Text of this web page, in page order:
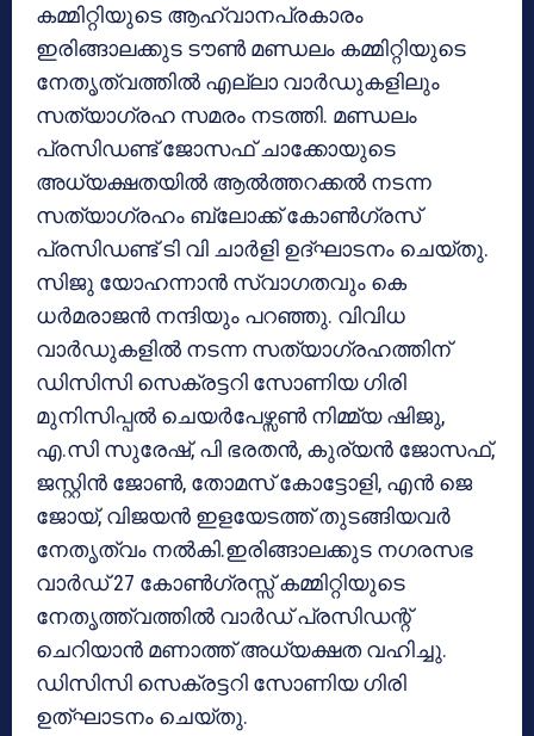
കമ്മിറ്റിയുടെ ആഹ്വാനപ്രകാരം
ഇരിങ്ങാലക്കുട ടൗൺ മണ്ഡലം കമ്മിറ്റിയുടെ
നേതൃത്വത്തിൽ എല്ലാ വാർഡുകളിലും
സത്യാഗ്രഹ സമരം നടത്തി. മണ്ഡലം
പ്രസിഡണ്ട് ജോസഫ് ചാക്കോയുടെ
അധ്യക്ഷതയിൽ ആൽത്തറക്കൽ നടന്ന
സത്യാഗ്രഹം ബ്ലോക്ക് കോൺഗ്രസ്
പ്രസിഡണ്ട് ടി വി ചാർളി ഉദ്ഘാടനം ചെയ്തു.
സിജു യോഹന്നാൻ സ്വാഗതവും കെ
ധർമരാജൻ നന്ദിയും പറഞ്ഞു. വിവിധ
വാർഡുകളിൽ നടന്ന സത്യാഗ്രഹത്തിന്
ഡിസിസി സെക്രട്ടറി സോണിയ ഗിരി
മുനിസിപ്പൽ ചെയർപേഴ്സൺ നിമ്മ്യ ഷിജു,
എ.സി സുരേഷ്, പി ഭരതൻ, കുര്യൻ ജോസഫ്,
ജസ്റ്റിൻ ജോൺ, തോമസ് കോട്ടോളി, എൻ ജെ
ജോയ്, വിജയൻ ഇളയേടത്ത് തുടങ്ങിയവർ
നേതൃത്വം നൽകി.ഇരിങ്ങാലക്കുട നഗരസഭ
വാർഡ് 27 കോൺഗ്രസ്സ് കമ്മിറ്റിയുടെ
നേതൃത്ത്വത്തിൽ വാർഡ് പ്രസിഡന്റ്‌
ചെറിയാൻ മണാത്ത് അധ്യക്ഷത വഹിച്ചു.
ഡിസിസി സെക്രട്ടറി സോണിയ ഗിരി
ഉത്ഘാടനം ചെയ്തു.